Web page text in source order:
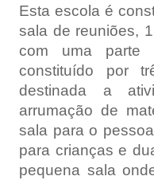
Esta escola é
sala de reuniões,
com uma parte
constituído por
destinada a
arrumação de
sala para o
para crianças e
pequena sala